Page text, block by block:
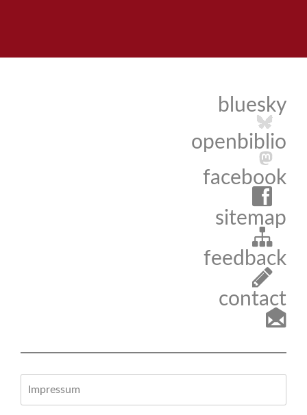
bluesky
openbiblio
facebook
sitemap
feedback
contact
Impressum